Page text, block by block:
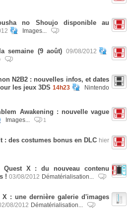
no Shoujo disponible au
Images...
semaine (9 août)
09/08/2012
N2B2 : nouvelles infos, et dates
les jeux 3DS 14h23
Nintendo
Awakening : nouvelle vague
Images... 1
: des costumes bonus en DLC hier
Quest X : du nouveau contenu
! 03/08/2012 Dématérialisation...
X : une dernière galerie d'images
08/2012 Dématérialisation...